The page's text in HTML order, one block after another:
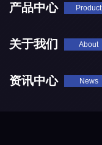
产品中心 Product
关于我们 About
资讯中心 News